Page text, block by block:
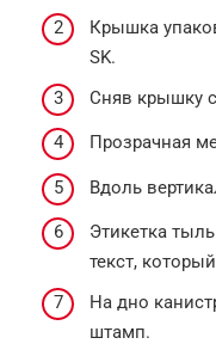
Крышка
SK.
Сняв крышку
Прозрачная
Вдоль
Этикетка
текст,
На дно
штамп.